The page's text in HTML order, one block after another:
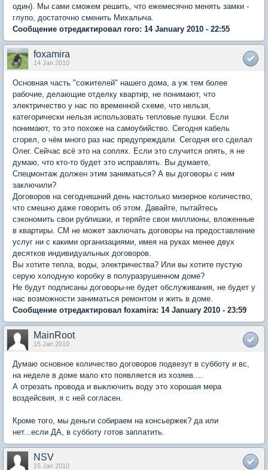
один). Мы сами сможем решить, что ежемесячно менять замки -
глупо, достаточно сменить Михалыча.
Сообщение отредактировал roro: 14 January 2010 - 22:55
foxamira
14 Jan 2010
Основная часть "сожителей" нашего дома, а уж тем более
рабочие, делающие отделку квартир, не понимают, что
электричество у нас по временной схеме, что нельзя,
категорически нельзя использовать тепловые пушки. Если
понимают, то это похоже на самоубийство. Сегодня кабель
сгорел, о чём много раз нас предупреждали. Сегодня его сделал
Олег. Сейчас всё это на соплях. Если это случится опять, я не
думаю, что кто-то будет это исправлять. Вы думаете,
Спецмонтаж должен этим заниматься? А вы договоры с ним
заключили?
Договоров на сегодняшний день настолько мизерное количество,
что смешно даже говорить об этом. Давайте, пытайтесь
сэкономить свои рублишки, и теряйте свои миллионы, вложенные
в квартиры. СМ не может заключать договоры на предоставление
услуг ни с какими организациями, имея на руках менее двух
десятков индивидуальных договоров.
Вы хотите тепла, воды, электричества? Или вы хотите пустую
серую холодную коробку в полуразрушенном доме?
Не будут подписаны договоры-не будет обслуживания, не будет у
нас возможности заниматься ремонтом и жить в доме.
Сообщение отредактировал foxamira: 14 January 2010 - 23:59
MainRoot
15 Jan 2010
Думаю основное количество договоров подвезут в субботу и вс,
на неделе в доме мало кто появляется из хозяев....
А отрезать провода и выключить воду это хорошая мера
воздейсвия, я с ней согласен.
Кроме того, мы деньги собираем на консьержек? да или
нет...если ДА, в субботу готов заплатить.
NSV
15 Jan 2010